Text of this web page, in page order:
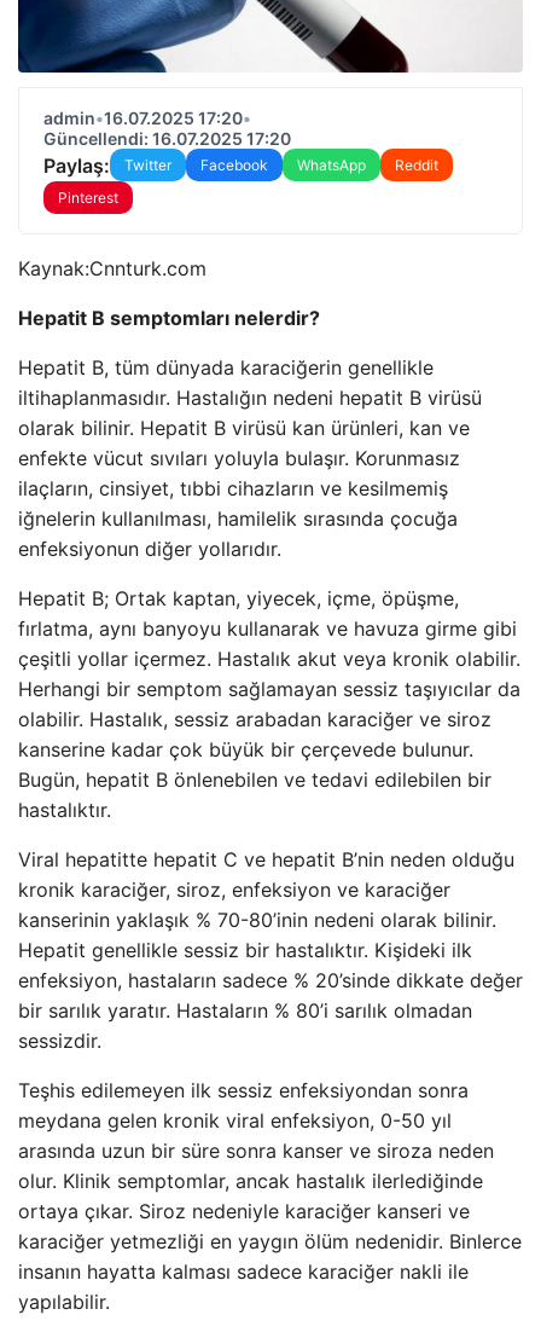
admin•16.07.2025 17:20•
Güncellendi: 16.07.2025 17:20
Paylaş: Twitter Facebook WhatsApp
Reddit
Pinterest
Kaynak:Cnnturk.com
Hepatit B semptomları nelerdir?
Hepatit B, tüm dünyada karaciğerin genellikle
iltihaplanmasıdır. Hastalığın nedeni hepatit B virüsü
olarak bilinir. Hepatit B virüsü kan ürünleri, kan ve
enfekte vücut sıvıları yoluyla bulaşır. Korunmasız
ilaçların, cinsiyet, tıbbi cihazların ve kesilmemiş
iğnelerin kullanılması, hamilelik sırasında çocuğa
enfeksiyonun diğer yollarıdır.
Hepatit B; Ortak kaptan, yiyecek, içme, öpüşme,
fırlatma, aynı banyoyu kullanarak ve havuza girme gibi
çeşitli yollar içermez. Hastalık akut veya kronik olabilir.
Herhangi bir semptom sağlamayan sessiz taşıyıcılar da
olabilir. Hastalık, sessiz arabadan karaciğer ve siroz
kanserine kadar çok büyük bir çerçevede bulunur.
Bugün, hepatit B önlenebilen ve tedavi edilebilen bir
hastalıktır.
Viral hepatitte hepatit C ve hepatit B’nin neden olduğu
kronik karaciğer, siroz, enfeksiyon ve karaciğer
kanserinin yaklaşık % 70-80’inin nedeni olarak bilinir.
Hepatit genellikle sessiz bir hastalıktır. Kişideki ilk
enfeksiyon, hastaların sadece % 20’sinde dikkate değer
bir sarılık yaratır. Hastaların % 80’i sarılık olmadan
sessizdir.
Teşhis edilemeyen ilk sessiz enfeksiyondan sonra
meydana gelen kronik viral enfeksiyon, 0-50 yıl
arasında uzun bir süre sonra kanser ve siroza neden
olur. Klinik semptomlar, ancak hastalık ilerlediğinde
ortaya çıkar. Siroz nedeniyle karaciğer kanseri ve
karaciğer yetmezliği en yaygın ölüm nedenidir. Binlerce
insanın hayatta kalması sadece karaciğer nakli ile
yapılabilir.